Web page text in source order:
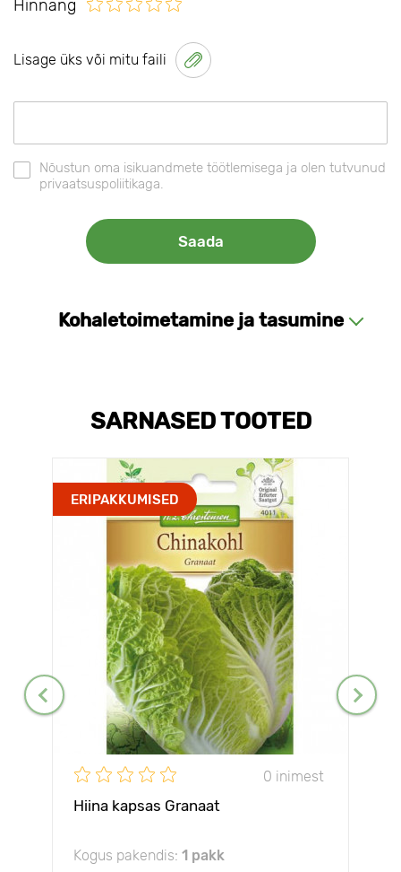
Hinnang
Lisage üks või mitu faili
Nõustun oma isikuandmete töötlemisega ja olen tutvunud
privaatsuspoliitikaga.
Kohaletoimetamine ja tasumine
SARNASED TOOTED
ERIPAKKUMISED
0 inimest
Hiina kapsas Granaat
Kogus pakendis: 1 pakk